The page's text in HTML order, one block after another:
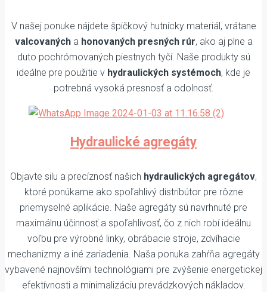
V našej ponuke nájdete špičkový hutnícky materiál, vrátane
valcovanýcha honovaných presných rúr, ako aj plne a
duto pochrómovaných piestnych tyčí. Naše produkty sú
ideálne pre použitie v hydraulických systémoch, kde je
potrebná vysoká presnosť a odolnosť.
Hydraulické agregáty
Objavte silu a precíznosť našich hydraulických agregátov,
ktoré ponúkame ako spoľahlivý distribútor pre rôzne
priemyselné aplikácie. Naše agregáty sú navrhnuté pre
maximálnu účinnosť a spoľahlivosť, čo z nich robí ideálnu
voľbu pre výrobné linky, obrábacie stroje, zdvíhacie
mechanizmy a iné zariadenia. Naša ponuka zahŕňa agregáty
vybavené najnovšími technológiami pre zvýšenie energetickej
efektívnosti a minimalizáciu prevádzkových nákladov.